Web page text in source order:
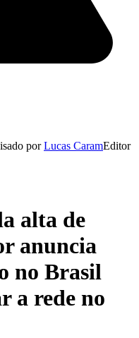
porLucas CaramEditor
alta de
anuncia
no Brasil
a rede no